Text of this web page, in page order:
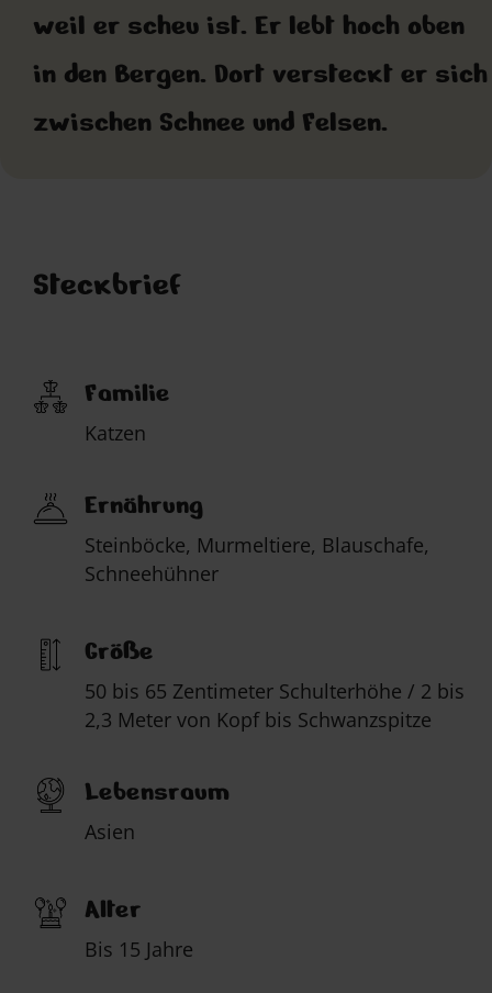
weil er scheu ist. Er lebt hoch oben
in den Bergen. Dort versteckt er sich
zwischen Schnee und Felsen.
Steckbrief
Familie
Katzen
Ernährung
Steinböcke, Murmeltiere, Blauschafe,
Schneehühner
Größe
50 bis 65 Zentimeter Schulterhöhe / 2 bis
2,3 Meter von Kopf bis Schwanzspitze
Lebensraum
Asien
Alter
Bis 15 Jahre